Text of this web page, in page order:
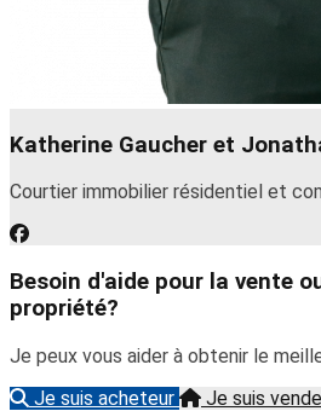
Katherine Gaucher et
Courtier immobilier résidentiel et
Besoin d'aide pour la vente
propriété?
Je peux vous aider à obtenir le
Je suis acheteur
Je suis